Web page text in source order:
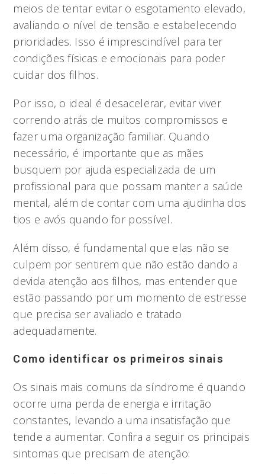
meios de tentar evitar o esgotamento elevado,
avaliando o nível de tensão e estabelecendo
prioridades. Isso é imprescindível para ter
condições físicas e emocionais para poder
cuidar dos filhos.
Por isso, o ideal é desacelerar, evitar viver
correndo atrás de muitos compromissos e
fazer uma organização familiar. Quando
necessário, é importante que as mães
busquem por ajuda especializada de um
profissional para que possam manter a saúde
mental, além de contar com uma ajudinha dos
tios e avós quando for possível.
Além disso, é fundamental que elas não se
culpem por sentirem que não estão dando a
devida atenção aos filhos, mas entender que
estão passando por um momento de estresse
que precisa ser avaliado e tratado
adequadamente.
Como identificar os primeiros sinais
Os sinais mais comuns da síndrome é quando
ocorre uma perda de energia e irritação
constantes, levando a uma insatisfação que
tende a aumentar. Confira a seguir os principais
sintomas que precisam de atenção: